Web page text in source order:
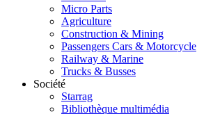
Micro Parts
Agriculture
Construction & Mining
Passengers Cars & Motorcycle
Railway & Marine
Trucks & Busses
Société
Starrag
Bibliothèque multimédia